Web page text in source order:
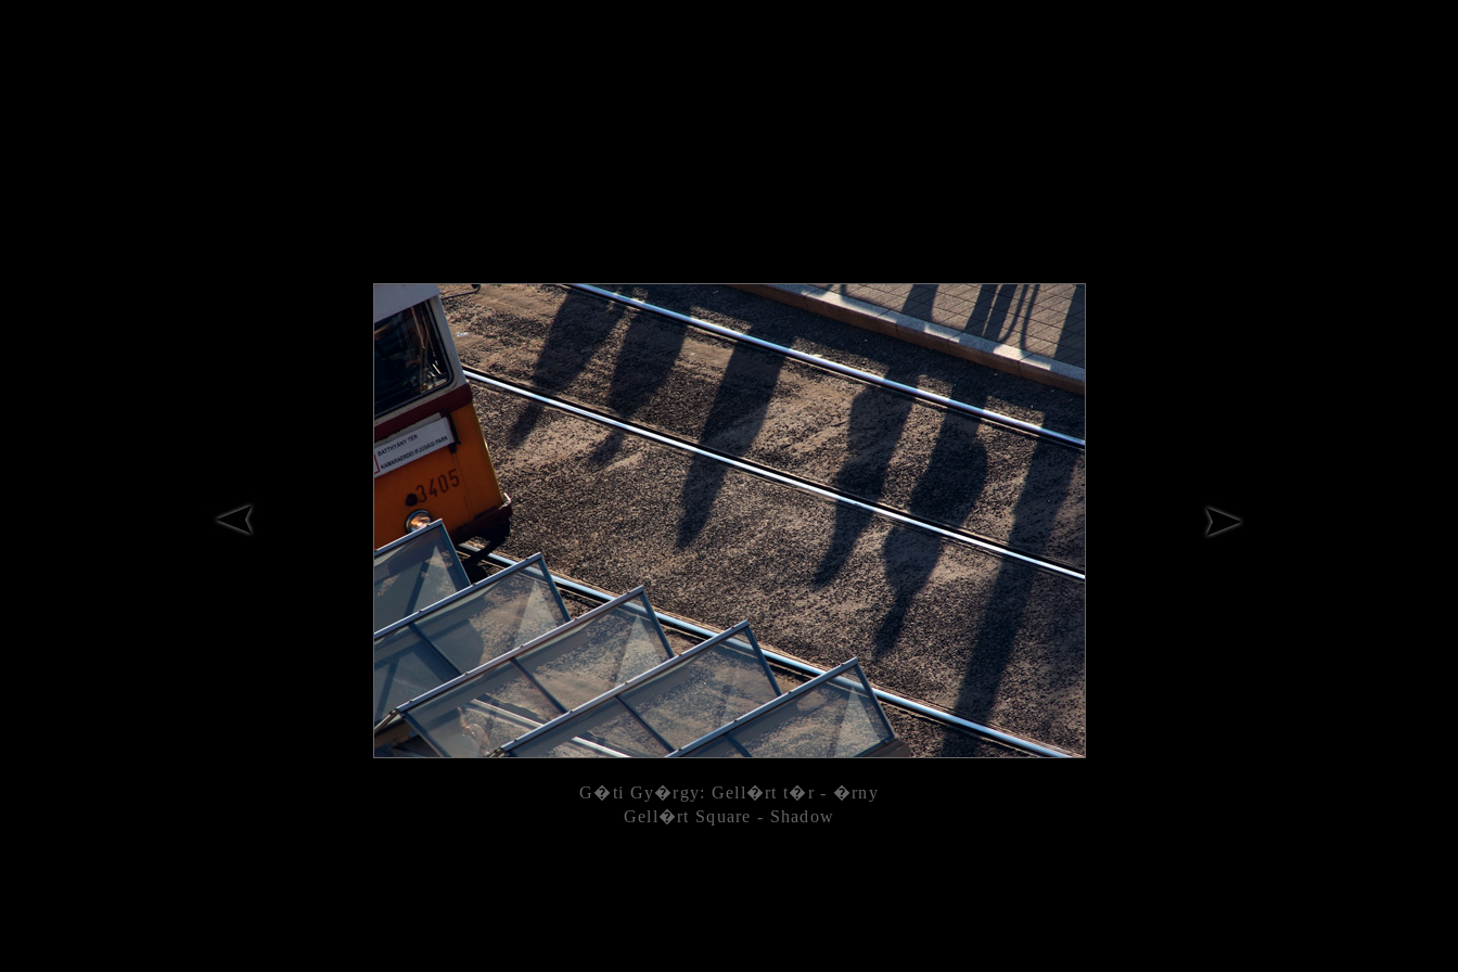
G�ti Gy�rgy: Gell�rt t�r - �rny
Gell�rt Square - Shadow